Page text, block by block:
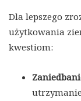
Dla lepszego
użytkowania
kwestiom: